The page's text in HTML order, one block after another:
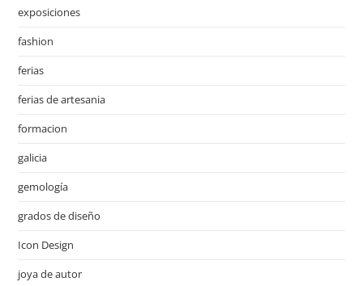
exposiciones
fashion
ferias
ferias de artesania
formacion
galicia
gemología
grados de diseño
Icon Design
joya de autor